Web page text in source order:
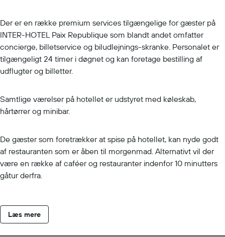
Der er en række premium services tilgængelige for gæster på
INTER-HOTEL Paix Republique som blandt andet omfatter
concierge, billetservice og biludlejnings-skranke. Personalet er
tilgængeligt 24 timer i døgnet og kan foretage bestilling af
udflugter og billetter.
Samtlige værelser på hotellet er udstyret med køleskab,
hårtørrer og minibar.
De gæster som foretrækker at spise på hotellet, kan nyde godt
af restauranten som er åben til morgenmad. Alternativt vil der
være en række af caféer og restauranter indenfor 10 minutters
gåtur derfra.
Læs mere